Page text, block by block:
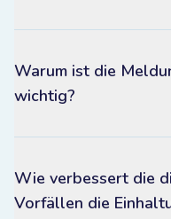
Warum ist die
wichtig?
Wie verbessert die
Vorfällen die